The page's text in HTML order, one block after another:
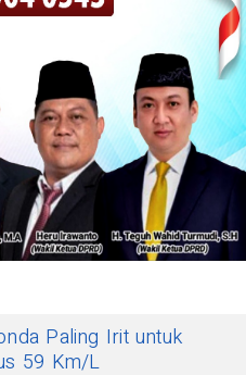
Paling Irit untuk
59 Km/L